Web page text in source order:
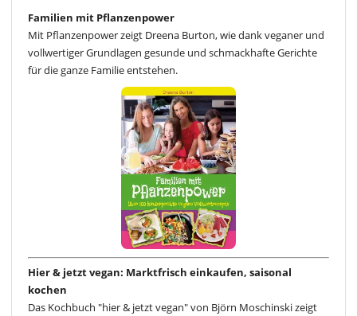
Familien mit Pflanzenpower
Mit Pflanzenpower zeigt Dreena Burton, wie dank veganer und
vollwertiger Grundlagen gesunde und schmackhafte Gerichte
für die ganze Familie entstehen.
Hier & jetzt vegan: Marktfrisch einkaufen, saisonal
kochen
Das Kochbuch "hier & jetzt vegan" von Björn Moschinski zeigt